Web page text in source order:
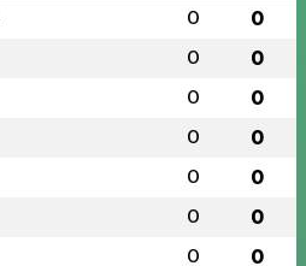
0 0
0 0
0 0
0 0
0 0
0 0
0 0